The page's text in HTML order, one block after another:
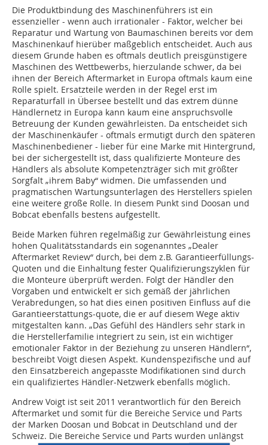
Die Produktbindung des Maschinenführers ist ein
essenzieller - wenn auch irrationaler - Faktor, welcher bei
Reparatur und Wartung von Baumaschinen bereits vor dem
Maschinenkauf hierüber maßgeblich entscheidet. Auch aus
diesem Grunde haben es oftmals deutlich preisgünstigere
Maschinen des Wettbewerbs, hierzulande schwer, da bei
ihnen der Bereich Aftermarket in Europa oftmals kaum eine
Rolle spielt. Ersatzteile werden in der Regel erst im
Reparaturfall in Übersee bestellt und das extrem dünne
Händlernetz in Europa kann kaum eine anspruchsvolle
Betreuung der Kunden gewährleisten. Da entscheidet sich
der Maschinenkäufer - oftmals ermutigt durch den späteren
Maschinenbediener - lieber für eine Marke mit Hintergrund,
bei der sichergestellt ist, dass qualifizierte Monteure des
Händlers als absolute Kompetenzträger sich mit größter
Sorgfalt „ihrem Baby“ widmen. Die umfassenden und
pragmatischen Wartungsunterlagen des Herstellers spielen
eine weitere große Rolle. In diesem Punkt sind Doosan und
Bobcat ebenfalls bestens aufgestellt.
Beide Marken führen regelmäßig zur Gewährleistung eines
hohen Qualitätsstandards ein sogenanntes „Dealer
Aftermarket Review“ durch, bei dem z.B. Garantieerfüllungs-
Quoten und die Einhaltung fester Qualifizierungszyklen für
die Monteure überprüft werden. Folgt der Händler den
Vorgaben und entwickelt er sich gemäß der jährlichen
Verabredungen, so hat dies einen positiven Einfluss auf die
Garantieerstattungs-quote, die er auf diesem Wege aktiv
mitgestalten kann. „Das Gefühl des Händlers sehr stark in
die Herstellerfamilie integriert zu sein, ist ein wichtiger
emotionaler Faktor in der Beziehung zu unseren Händlern“,
beschreibt Voigt diesen Aspekt. Kundenspezifische und auf
den Einsatzbereich angepasste Modifikationen sind durch
ein qualifiziertes Händler-Netzwerk ebenfalls möglich.
Andrew Voigt ist seit 2011 verantwortlich für den Bereich
Aftermarket und somit für die Bereiche Service und Parts
der Marken Doosan und Bobcat in Deutschland und der
Schweiz. Die Bereiche Service und Parts wurden unlängst